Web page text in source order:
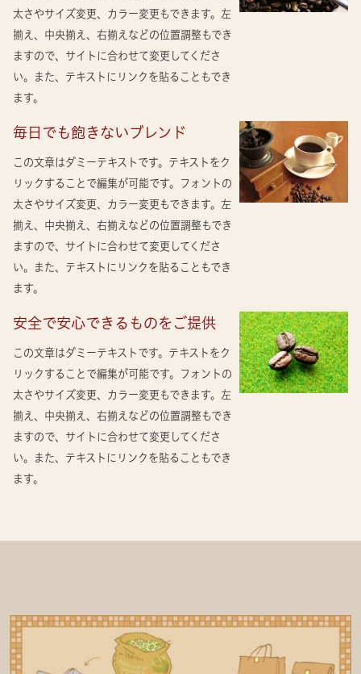
太さやサイズ変更、カラー変更もできます。左
揃え、中央揃え、右揃えなどの位置調整もでき
ますので、サイトに合わせて変更してくださ
い。また、テキストにリンクを貼ることもでき
ます。
毎日でも飽きないブレンド
この文章はダミーテキストです。テキストをク
リックすることで編集が可能です。フォントの
太さやサイズ変更、カラー変更もできます。左
揃え、中央揃え、右揃えなどの位置調整もでき
ますので、サイトに合わせて変更してくださ
い。また、テキストにリンクを貼ることもでき
ます。
安全で安心できるものをご提供
この文章はダミーテキストです。テキストをク
リックすることで編集が可能です。フォントの
太さやサイズ変更、カラー変更もできます。左
揃え、中央揃え、右揃えなどの位置調整もでき
ますので、サイトに合わせて変更してくださ
い。また、テキストにリンクを貼ることもでき
ます。